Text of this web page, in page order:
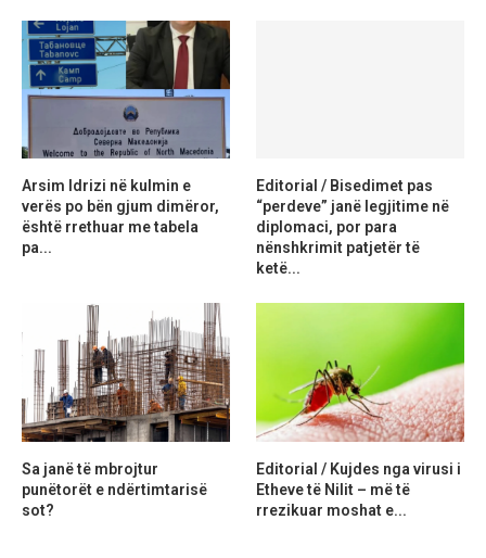
Arsim Idrizi në kulmin e
verës po bën gjum dimëror,
është rrethuar me tabela
pa...
Editorial / Bisedimet pas
“perdeve” janë legjitime në
diplomaci, por para
nënshkrimit patjetër të
ketë...
Sa janë të mbrojtur
punëtorët e ndërtimtarisë
sot?
Editorial / Kujdes nga virusi i
Etheve të Nilit – më të
rrezikuar moshat e...